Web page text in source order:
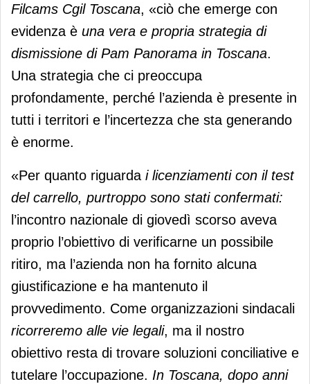
Filcams Cgil Toscana, «ciò che emerge con
evidenza è una vera e propria strategia di
dismissione di Pam Panorama in Toscana.
Una strategia che ci preoccupa
profondamente, perché l’azienda è presente in
tutti i territori e l’incertezza che sta generando
è enorme.
«Per quanto riguarda i licenziamenti con il test
del carrello, purtroppo sono stati confermati:
l’incontro nazionale di giovedì scorso aveva
proprio l’obiettivo di verificarne un possibile
ritiro, ma l’azienda non ha fornito alcuna
giustificazione e ha mantenuto il
provvedimento. Come organizzazioni sindacali
ricorreremo alle vie legali, ma il nostro
obiettivo resta di trovare soluzioni conciliative e
tutelare l’occupazione. In Toscana, dopo anni